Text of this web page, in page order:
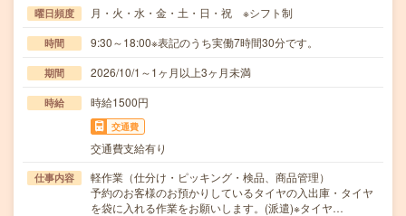
曜日頻度 月・火・水・金・土・日・祝 ※シフト制
時間 9:30～18:00※表記のうち実働7時間30分です。
期間 2026/10/1～1ヶ月以上3ヶ月未満
時給 時給1500円
交通費
交通費支給有り
仕事内容
軽作業（仕分け・ピッキング・検品、商品管理）
予約のお客様のお預かりしているタイヤの入出庫・タイヤ
を袋に入れる作業をお願いします。(派遣)※タイヤ…